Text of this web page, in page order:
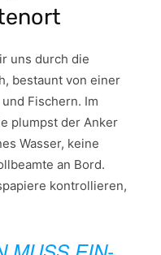
uns durch die
bestaunt von einer
Fischern. Im
plumpst der Anker
Wasser, keine
an Bord.
kontrollieren,